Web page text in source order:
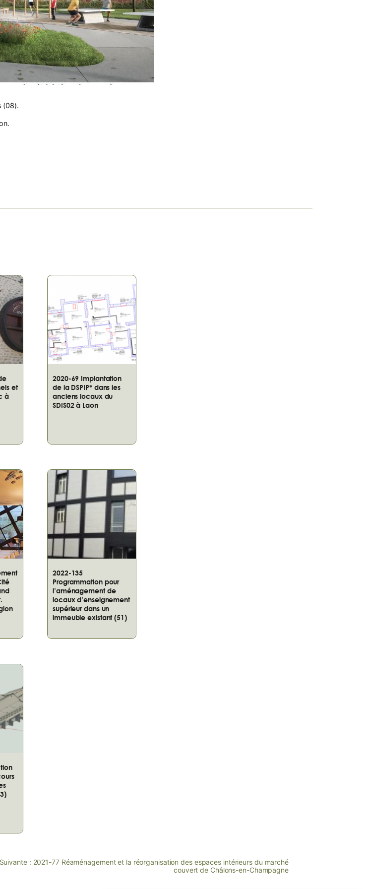
Notre
(08).
et
à
2020-69 Implantation
de la DSPIP* dans les
anciens locaux du
SDIS02 à Laon
2022-135
Programmation pour
l’aménagement de
locaux d’enseignement
supérieur dans un
immeuble existant (51)
Suivante : 2021-77 Réaménagement et la réorganisation des espaces intérieurs du marché
couvert de Châlons-en-Champagne